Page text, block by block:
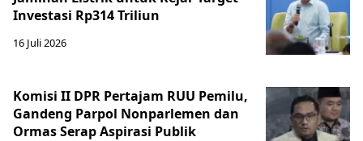
Investasi Rp314 Triliun
16 Juli 2026
Komisi II DPR Pertajam RUU Pemilu,
Gandeng Parpol Nonparlemen dan
Ormas Serap Aspirasi Publik